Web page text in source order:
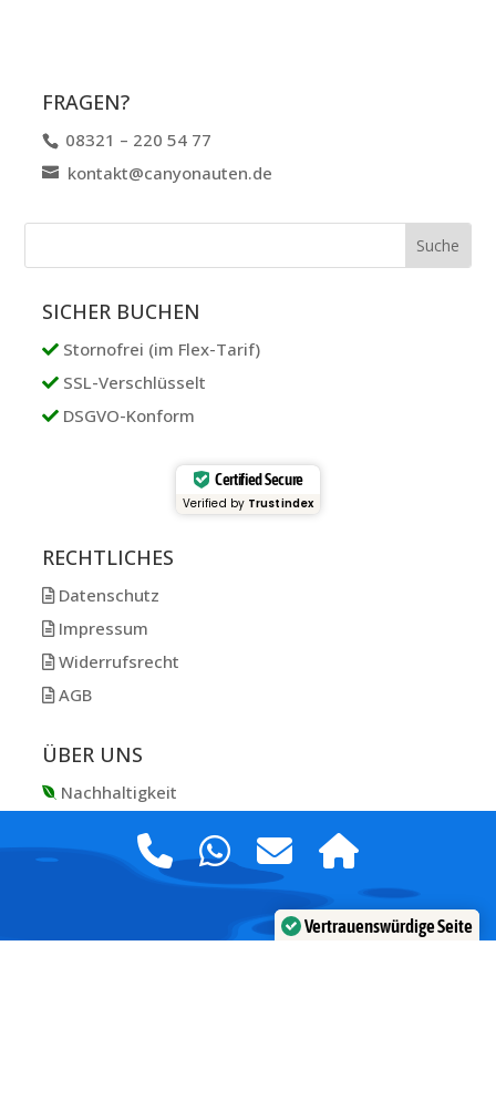
FRAGEN?
08321 – 220 54 77
kontakt@canyonauten.de
SICHER BUCHEN
Stornofrei (im Flex-Tarif)
SSL-Verschlüsselt
DSGVO-Konform
Certified Secure
Verified by Trustindex
RECHTLICHES
Datenschutz
Impressum
Widerrufsrecht
AGB
ÜBER UNS
Nachhaltigkeit
Partner
Vertrauenswürdige Seite